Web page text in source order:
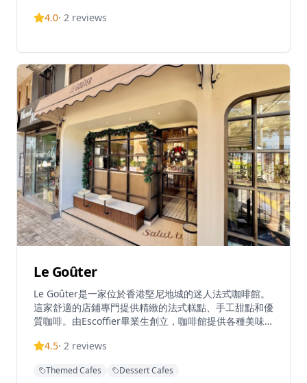
提供服務的同時，促進婦女充權，傳承金齡手藝。特色菜
提供養生飲食、糕點工作坊及休閒文化空間。砵仔糕、芝
麻卷見證我們的童年時光，在這裡重拾美好回憶。
4.0· 2 reviews
Le Goûter
Le Goûter是一家位於香港堅尼地城的迷人法式咖啡館。
這家舒適的店鋪專門提供精緻的法式糕點、手工甜點和優
質咖啡。由Escoffier畢業生創立，咖啡館提供各種美味
作。憑藉其溫馨的氛圍和對細節的關注，Le Goûter為甜
三至週日上午11點至晚上7點，這顆隱藏的寶石為堅尼地
4.5· 2 reviews
Themed Cafes Dessert Cafes